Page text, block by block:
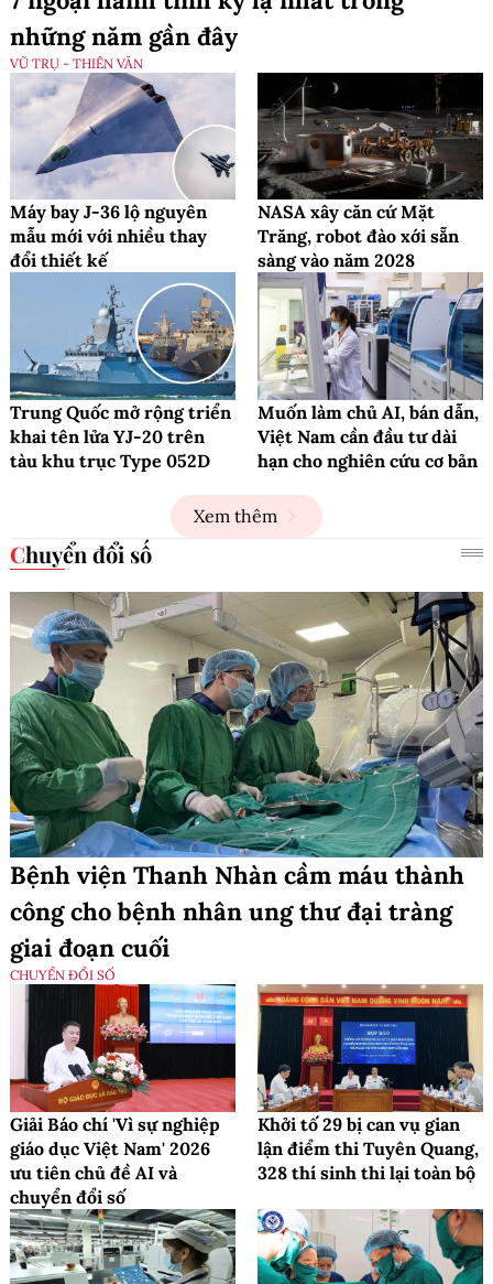
những năm gần đây
VŨ TRỤ - THIÊN VĂN
Máy bay J-36 lộ nguyên
mẫu mới với nhiều thay
đổi thiết kế
NASA xây căn cứ Mặt
Trăng, robot đào xới sẵn
sàng vào năm 2028
Trung Quốc mở rộng triển
khai tên lửa YJ-20 trên
tàu khu trục Type 052D
Muốn làm chủ AI, bán dẫn,
Việt Nam cần đầu tư dài
hạn cho nghiên cứu cơ bản
Xem thêm
Chuyển đổi số
Bệnh viện Thanh Nhàn cầm máu thành
công cho bệnh nhân ung thư đại tràng
giai đoạn cuối
CHUYỂN ĐỔI SỐ
Giải Báo chí 'Vì sự nghiệp
giáo dục Việt Nam' 2026
ưu tiên chủ đề AI và
chuyển đổi số
Khởi tố 29 bị can vụ gian
lận điểm thi Tuyên Quang,
328 thí sinh thi lại toàn bộ